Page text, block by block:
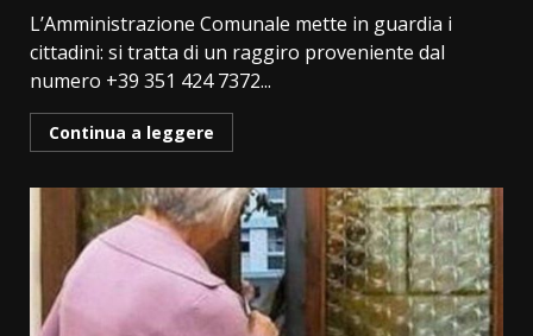
L’Amministrazione Comunale mette in guardia i
cittadini: si tratta di un raggiro proveniente dal
numero +39 351 424 7372...
Continua a leggere